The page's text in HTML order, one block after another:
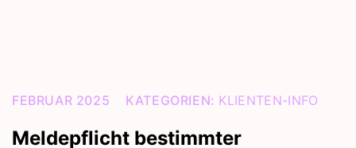
FEBRUAR 2025 KATEGORIEN: KLIENTEN-INFO
Meldepflicht bestimmter